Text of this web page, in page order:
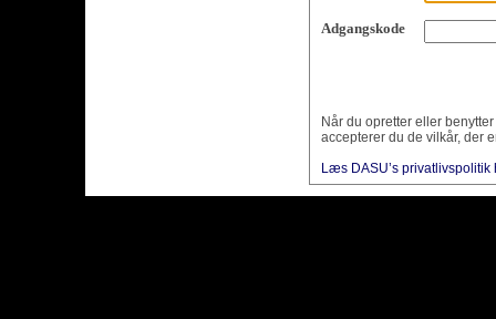
Adgangskode
Når du opretter eller
accepterer du de vilkår, der
Læs DASU’s privatlivspolitik